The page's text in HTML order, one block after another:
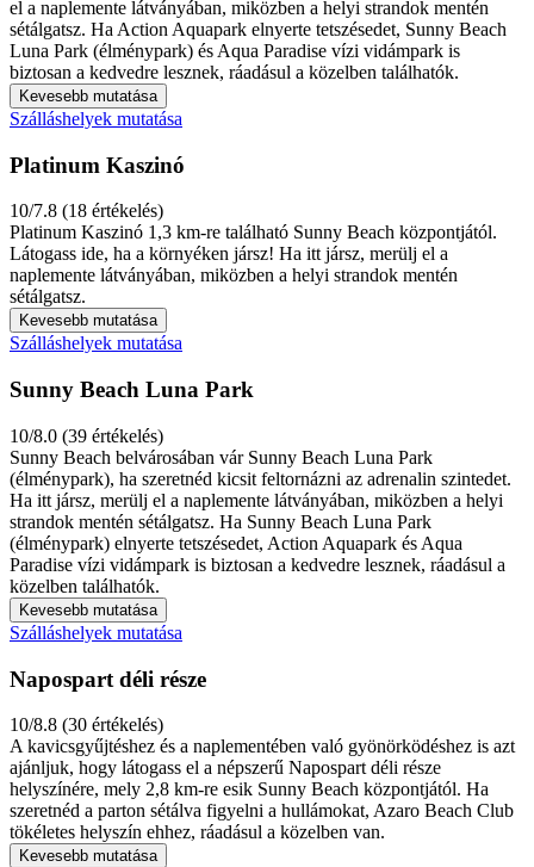
el a naplemente látványában, miközben a helyi strandok mentén
sétálgatsz. Ha Action Aquapark elnyerte tetszésedet, Sunny Beach
Luna Park (élménypark) és Aqua Paradise vízi vidámpark is
biztosan a kedvedre lesznek, ráadásul a közelben találhatók.
Kevesebb mutatása
Szálláshelyek mutatása
Platinum Kaszinó
10/7.8 (18 értékelés)
Platinum Kaszinó 1,3 km-re található Sunny Beach központjától.
Látogass ide, ha a környéken jársz! Ha itt jársz, merülj el a
naplemente látványában, miközben a helyi strandok mentén
sétálgatsz.
Kevesebb mutatása
Szálláshelyek mutatása
Sunny Beach Luna Park
10/8.0 (39 értékelés)
Sunny Beach belvárosában vár Sunny Beach Luna Park
(élménypark), ha szeretnéd kicsit feltornázni az adrenalin szintedet.
Ha itt jársz, merülj el a naplemente látványában, miközben a helyi
strandok mentén sétálgatsz. Ha Sunny Beach Luna Park
(élménypark) elnyerte tetszésedet, Action Aquapark és Aqua
Paradise vízi vidámpark is biztosan a kedvedre lesznek, ráadásul a
közelben találhatók.
Kevesebb mutatása
Szálláshelyek mutatása
Napospart déli része
10/8.8 (30 értékelés)
A kavicsgyűjtéshez és a naplementében való gyönörködéshez is azt
ajánljuk, hogy látogass el a népszerű Napospart déli része
helyszínére, mely 2,8 km-re esik Sunny Beach központjától. Ha
szeretnéd a parton sétálva figyelni a hullámokat, Azaro Beach Club
tökéletes helyszín ehhez, ráadásul a közelben van.
Kevesebb mutatása